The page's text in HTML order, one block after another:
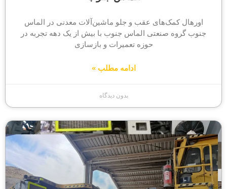
اورهال کمک‌های عقب و جلو ماشین‌آلات معدنی در الماس
جنوب گروه صنعتی الماس جنوب با بیش از یک دهه تجربه در
حوزه تعمیرات و بازسازی
ادامه مطلب »
بدون دیدگاه